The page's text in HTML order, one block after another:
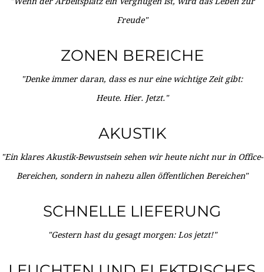
Freude"
ZONEN BEREICHE
"Denke immer daran, dass es nur eine wichtige Zeit gibt:
Heute. Hier. Jetzt."
AKUSTIK
"Ein klares Akustik-Bewustsein sehen wir heute nicht nur in Office-
Bereichen, sondern in nahezu allen öffentlichen Bereichen"
SCHNELLE LIEFERUNG
"Gestern hast du gesagt morgen: Los jetzt!"